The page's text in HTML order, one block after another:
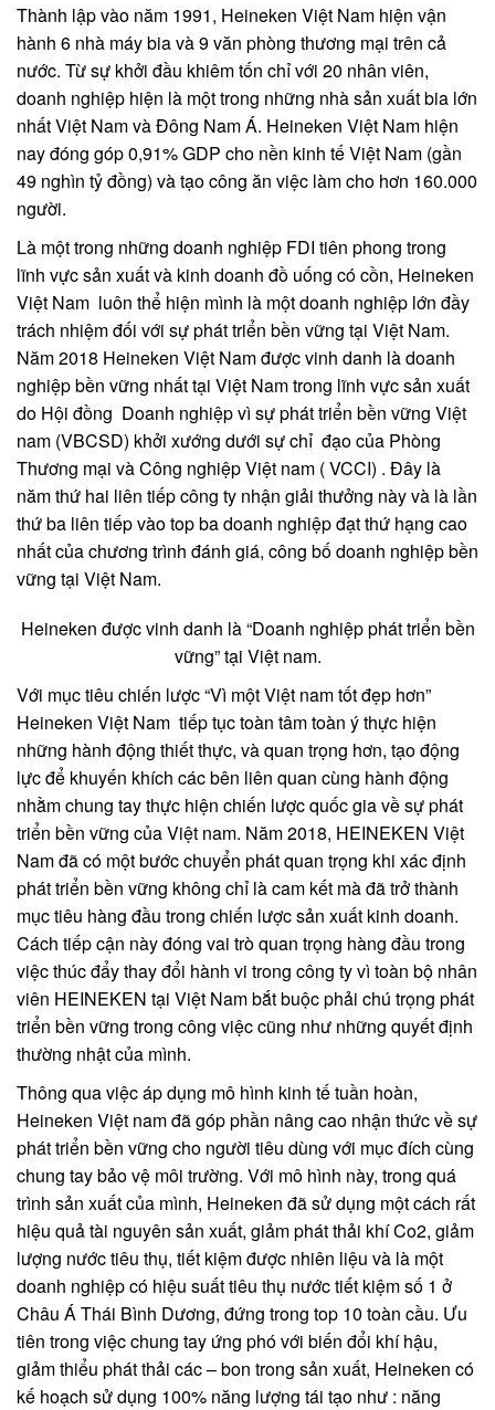
Thành lập vào năm 1991, Heineken Việt Nam hiện vận
hành 6 nhà máy bia và 9 văn phòng thương mại trên cả
nước. Từ sự khởi đầu khiêm tốn chỉ với 20 nhân viên,
doanh nghiệp hiện là một trong những nhà sản xuất bia lớn
nhất Việt Nam và Đông Nam Á. Heineken Việt Nam hiện
nay đóng góp 0,91% GDP cho nền kinh tế Việt Nam (gần
49 nghìn tỷ đồng) và tạo công ăn việc làm cho hơn 160.000
người.
Là một trong những doanh nghiệp FDI tiên phong trong
lĩnh vực sản xuất và kinh doanh đồ uống có cồn, Heineken
Việt Nam luôn thể hiện mình là một doanh nghiệp lớn đầy
trách nhiệm đối với sự phát triển bền vững tại Việt Nam.
Năm 2018 Heineken Việt Nam được vinh danh là doanh
nghiệp bền vững nhất tại Việt Nam trong lĩnh vực sản xuất
do Hội đồng Doanh nghiệp vì sự phát triển bền vững Việt
nam (VBCSD) khởi xướng dưới sự chỉ đạo của Phòng
Thương mại và Công nghiệp Việt nam ( VCCI) . Đây là
năm thứ hai liên tiếp công ty nhận giải thưởng này và là lần
thứ ba liên tiếp vào top ba doanh nghiệp đạt thứ hạng cao
nhất của chương trình đánh giá, công bố doanh nghiệp bền
vững tại Việt Nam.
Heineken được vinh danh là “Doanh nghiệp phát triển bền
vững” tại Việt nam.
Với mục tiêu chiến lược “Vì một Việt nam tốt đẹp hơn”
Heineken Việt Nam tiếp tục toàn tâm toàn ý thực hiện
những hành động thiết thực, và quan trọng hơn, tạo động
lực để khuyến khích các bên liên quan cùng hành động
nhằm chung tay thực hiện chiến lược quốc gia về sự phát
triển bền vững của Việt nam. Năm 2018, HEINEKEN Việt
Nam đã có một bước chuyển phát quan trọng khi xác định
phát triển bền vững không chỉ là cam kết mà đã trở thành
mục tiêu hàng đầu trong chiến lược sản xuất kinh doanh.
Cách tiếp cận này đóng vai trò quan trọng hàng đầu trong
việc thúc đẩy thay đổi hành vi trong công ty vì toàn bộ nhân
viên HEINEKEN tại Việt Nam bắt buộc phải chú trọng phát
triển bền vững trong công việc cũng như những quyết định
thường nhật của mình.
Thông qua việc áp dụng mô hình kinh tế tuần hoàn,
Heineken Việt nam đã góp phần nâng cao nhận thức về sự
phát triển bền vững cho người tiêu dùng với mục đích cùng
chung tay bảo vệ môi trường. Với mô hình này, trong quá
trình sản xuất của mình, Heineken đã sử dụng một cách rất
hiệu quả tài nguyên sản xuất, giảm phát thải khí Co2, giảm
lượng nước tiêu thụ, tiết kiệm được nhiên liệu và là một
doanh nghiệp có hiệu suất tiêu thụ nước tiết kiệm số 1 ở
Châu Á Thái Bình Dương, đứng trong top 10 toàn cầu. Ưu
tiên trong việc chung tay ứng phó với biến đổi khí hậu,
giảm thiểu phát thải các – bon trong sản xuất, Heineken có
kế hoạch sử dụng 100% năng lượng tái tạo như : năng